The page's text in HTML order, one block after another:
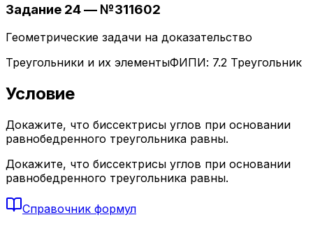
Задание 24— №311602
Геометрические задачи на доказательство
Треугольники и их элементыФИПИ: 7.2 Треугольник
Условие
Докажите, что биссектрисы углов при основании
равнобедренного треугольника равны.
Докажите, что биссектрисы углов при основании
равнобедренного треугольника равны.
Справочник формул